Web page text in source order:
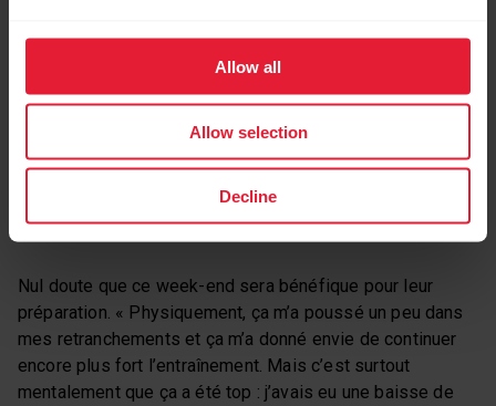
Allow all
Allow selection
Decline
Morgane Berthelin
Nul doute que ce week-end sera bénéfique pour leur
préparation. « Physiquement, ça m’a poussé un peu dans
mes retranchements et ça m’a donné envie de continuer
encore plus fort l’entraînement. Mais c’est surtout
mentalement que ça a été top : j’avais eu une baisse de